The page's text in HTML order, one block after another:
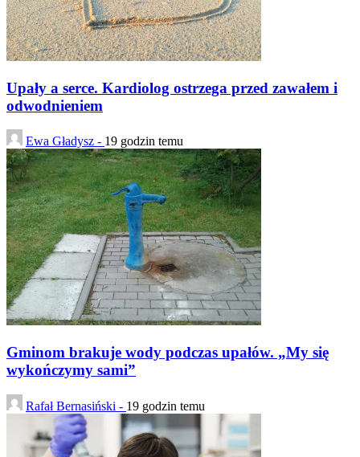
Upały a serce. Kardiolog ostrzega przed zawałem i
odwodnieniem
Ewa Gładysz - 19 godzin temu
Gminom brakuje wody podczas upałów. „My się
wykończymy sami”
Rafał Bernasiński - 19 godzin temu